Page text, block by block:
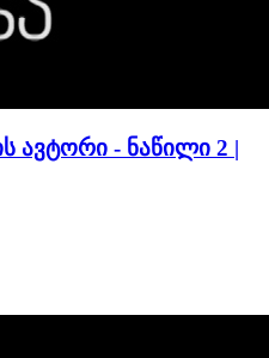
ავტორი - ნაწილი 2 |